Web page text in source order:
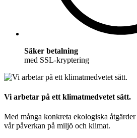
Säker betalning
med SSL-kryptering
Vi arbetar på ett klimatmedvetet sätt.
Med många konkreta ekologiska
vår påverkan på miljö och klimat.